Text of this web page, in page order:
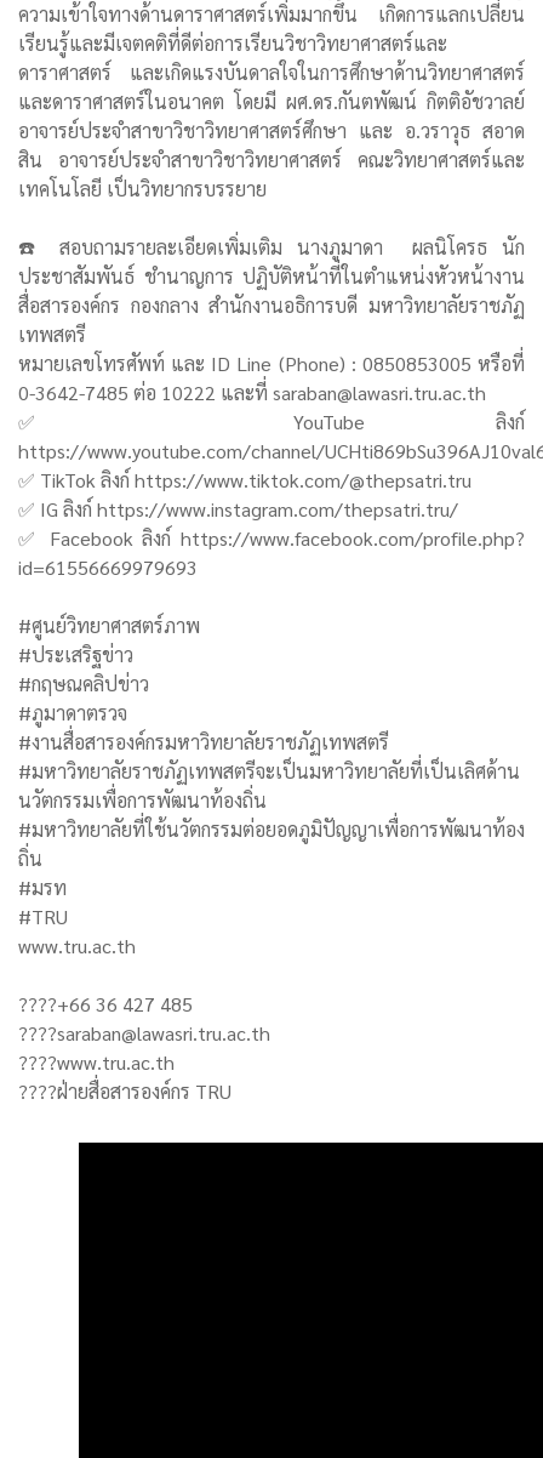
ความเข้าใจทางด้านดาราศาสตร์เพิ่มมากขึ้น เกิดการแลกเปลี่ยน
เรียนรู้และมีเจตคติที่ดีต่อการเรียนวิชาวิทยาศาสตร์และ
ดาราศาสตร์ และเกิดแรงบันดาลใจในการศึกษาด้านวิทยาศาสตร์
และดาราศาสตร์ในอนาคต โดยมี ผศ.ดร.กันตพัฒน์ กิตติอัชวาลย์
อาจารย์ประจำสาขาวิชาวิทยาศาสตร์ศึกษา และ อ.วราวุธ สอาด
สิน อาจารย์ประจำสาขาวิชาวิทยาศาสตร์ คณะวิทยาศาสตร์และ
เทคโนโลยี เป็นวิทยากรบรรยาย
☎️ สอบถามรายละเอียดเพิ่มเติม นางภูมาดา ผลนิโครธ นัก
ประชาสัมพันธ์ ชำนาญการ ปฏิบัติหน้าที่ในตำแหน่งหัวหน้างาน
สื่อสารองค์กร กองกลาง สำนักงานอธิการบดี มหาวิทยาลัยราชภัฏ
เทพสตรี
หมายเลขโทรศัพท์ และ ID Line (Phone) : 0850853005 หรือที่
0-3642-7485 ต่อ 10222 และที่ saraban@lawasri.tru.ac.th
✅ YouTube ลิงก์
https://www.youtube.com/channel/
✅ TikTok ลิงก์ https://www.tiktok.com/@thepsatri.tru
✅ IG ลิงก์ https://www.instagram.com/thepsatri.tru/
✅ Facebook ลิงก์ https://www.facebook.com/profile.php?
id=61556669979693
#ศูนย์วิทยาศาสตร์ภาพ
#ประเสริฐข่าว
#กฤษณคลิปข่าว
#ภูมาดาตรวจ
#งานสื่อสารองค์กรมหาวิทยาลัยราชภัฏเทพสตรี
#มหาวิทยาลัยราชภัฏเทพสตรีจะเป็นมหาวิทยาลัยที่เป็นเลิศด้าน
นวัตกรรมเพื่อการพัฒนาท้องถิ่น
#มหาวิทยาลัยที่ใช้นวัตกรรมต่อยอดภูมิปัญญาเพื่อการพัฒนาท้อง
ถิ่น
#มรท
#TRU
www.tru.ac.th
????+66 36 427 485
????saraban@lawasri.tru.ac.th
????www.tru.ac.th
????ฝ่ายสื่อสารองค์กร TRU